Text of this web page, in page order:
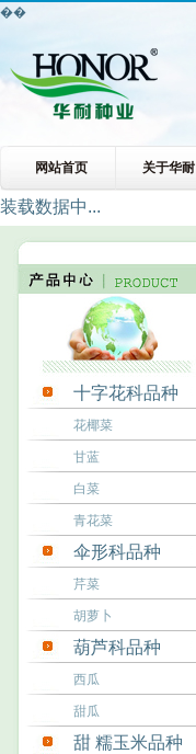
��
网站首页 关于华耐
装载数据中...
十字花科品种
花椰菜
甘蓝
白菜
青花菜
伞形科品种
芹菜
胡萝卜
葫芦科品种
西瓜
甜瓜
甜 糯玉米品种